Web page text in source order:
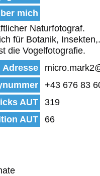
mich
Naturfotograf.
für Botanik,
die Vogelfotografie.
Adresse
+43 676 83
AUT
319
AUT
66